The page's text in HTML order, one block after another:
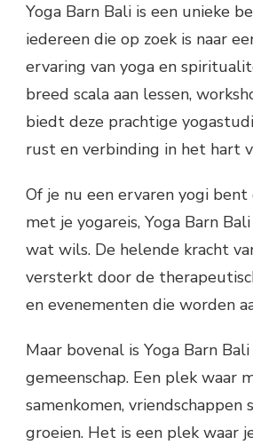
Yoga Barn Bali is een unieke
iedereen die op zoek is naar
ervaring van yoga en
breed scala aan lessen,
biedt deze prachtige
rust en verbinding in het hart
Of je nu een ervaren yogi
met je yogareis, Yoga Barn
wat wils. De helende kracht
versterkt door de
en evenementen die worden
Maar bovenal is Yoga Barn
gemeenschap. Een plek waar
samenkomen, vriendschappen
groeien. Het is een plek waar